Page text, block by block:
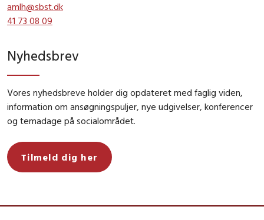
amlh@sbst.dk
41 73 08 09
Nyhedsbrev
Vores nyhedsbreve holder dig opdateret med faglig viden,
information om ansøgningspuljer, nye udgivelser, konferencer
og temadage på socialområdet.
Tilmeld dig her